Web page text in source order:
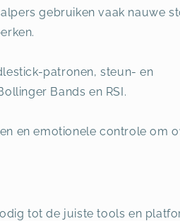
gebruiken vaak nauwe
patronen, steun- en
Bands en RSI.
en emotionele controle om
tot de juiste tools en